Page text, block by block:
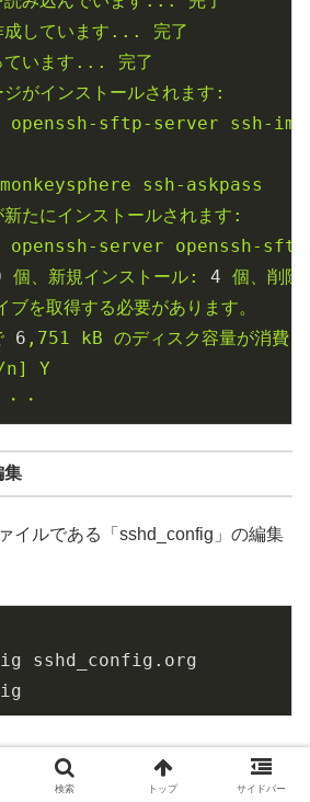
成しています...
完了
ています...
完了
がインストールされます:
openssh-sftp-server
ssh-
monkeysphere
ssh-askpass
たにインストールされます:
openssh-server
openssh-
個、新規インストール: 4 個、削
ブを取得する必要があります。
6 ,751 kB のディスク容量が消費
n]
Y
・
イルである「sshd_config」の編集
sshd_config.org
下の通りです。
検索 トップ サイドバー